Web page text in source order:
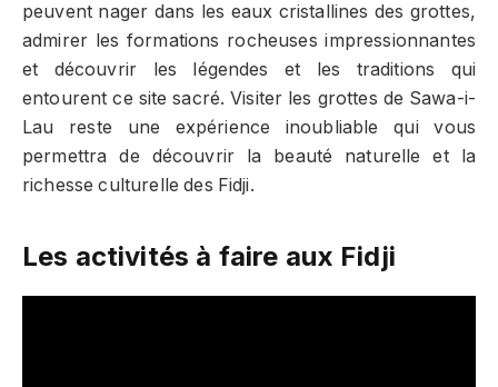
peuvent nager dans les eaux cristallines des grottes,
admirer les formations rocheuses impressionnantes
et découvrir les légendes et les traditions qui
entourent ce site sacré. Visiter les grottes de Sawa-i-
Lau reste une expérience inoubliable qui vous
permettra de découvrir la beauté naturelle et la
richesse culturelle des Fidji.
Les activités à faire aux Fidji